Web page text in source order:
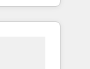
:
by
scale